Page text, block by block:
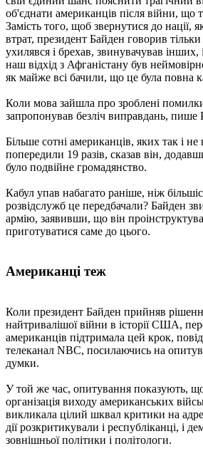
об'єднати американців після війни, що
Замість того, щоб звернутися до нації,
втрат, президент Байден говорив
ухилявся і брехав, звинувачував інших,
наш відхід з Афганістану був
як майже всі бачили, що це була повна
Коли мова зайшла про зроблені
запропонував безліч виправдань, пише
Більше сотні американців, яких так і не
попередили 19 разів, сказав він,
було подвійне громадянство.
Кабул упав набагато раніше, ніж
розвідслужб це передбачали? Байден
армію, заявивши, що він
приготуватися саме до цього.
Американці теж
Коли президент Байден прийняв
найтривалішої війни в історії США,
американців підтримала цей крок,
телеканал NBC, посилаючись на
думки.
У той же час, опитування показують, що
організація виходу американських
викликала цілий шквал критики на
дії розкритикували і республіканці, і
зовнішньої політики і політологи.